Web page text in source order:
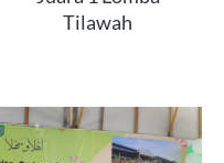
Tilawah